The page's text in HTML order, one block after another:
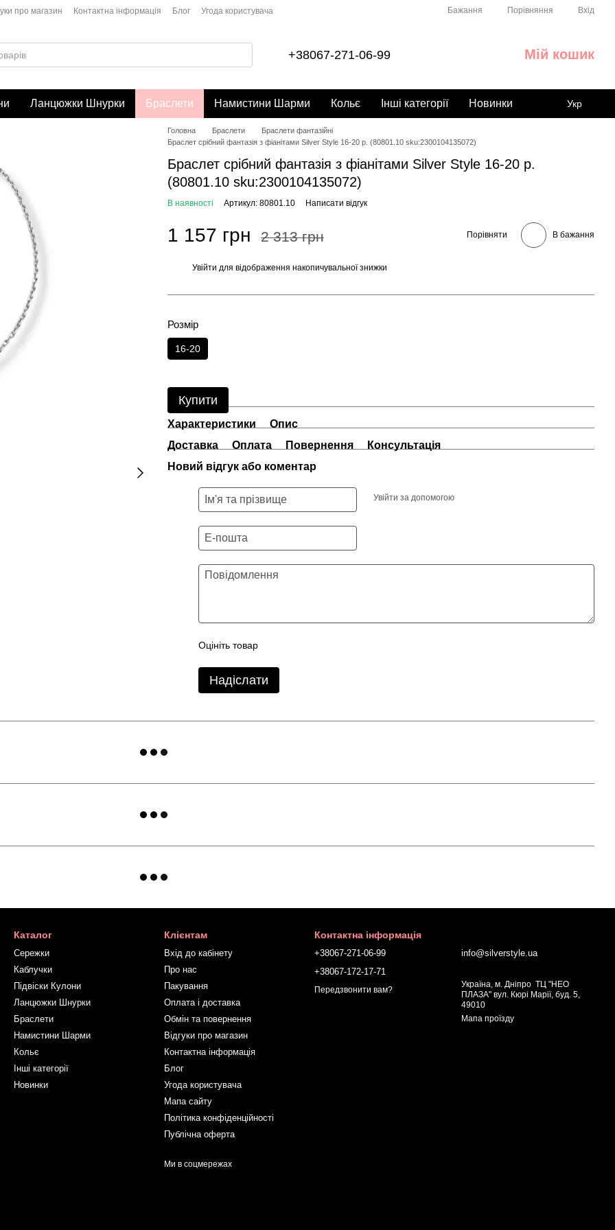
про магазин Контактна інформація Блог Угода користувача Бажання Порівняння Вхід
+38067-271-06-99 Мій кошик
Ланцюжки Шнурки Браслети Намистини Шарми Кольє Інші категорії Новинки Укр
Головна Браслети
Браслети фантазійні
Браслет срібний фантазія з фіанітами Silver Style 16-20 р. (80801.10 sku:2300104135072)
Браслет срібний фантазія з фіанітами Silver Style 16-20 р.
(80801.10 sku:2300104135072)
В наявності Артикул: 80801.10 Написати відгук
1 157 грн 2 313 грн Порівняти В бажання
Увійти для відображення накопичувальної знижки
Розмір
16-20
Купити
Характеристики
Опис
Доставка
Оплата Повернення
Консультація
Новий відгук або коментар
Увійти за допомогою
Оцініть товар
Надіслати
Каталог
Сережки
Каблучки
Підвіски Кулони
Ланцюжки Шнурки
Браслети
Намистини Шарми
Кольє
Інші категорії
Новинки
Клієнтам
Вхід до кабінету
Про нас
Пакування
Оплата і доставка
Обмін та повернення
Відгуки про магазин
Контактна інформація
Блог
Угода користувача
Мапа сайту
Політика конфіденційності
Публічна оферта
Ми в соцмережах
Контактна інформація
+38067-271-06-99
+38067-172-17-71
Передзвонити вам?
info@silverstyle.ua
Україна, м. Дніпро ТЦ "НЕО
ПЛАЗА" вул. Кюрі Марії, буд. 5,
49010
Мапа проїзду